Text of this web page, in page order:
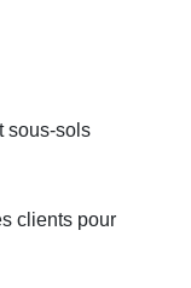
sous-sols
clients pour